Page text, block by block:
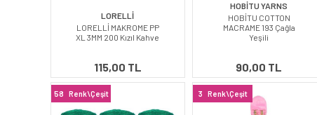
LORELLİ
LORELLİ MAKROME PP
XL 3MM 200 Kızıl Kahve
115,00 TL
HOBİTU YARNS
HOBİTU COTTON
MACRAME 193 Çağla
Yeşili
90,00 TL
58 Renk\Çeşit 3 Renk\Çeşit